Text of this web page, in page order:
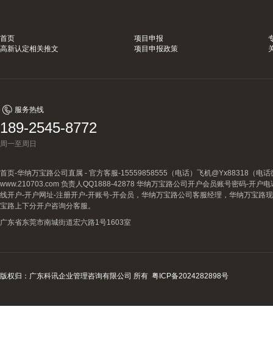
首页 项目申报
高新认定相关推文
项目申报政策
服务热线
189-2545-8772
周一至周日
首页-华纳万宝路公司直属 - 官方客服-15559858555（电话）飞机@Yx88318（电
www.210703.com 负责人QQ1888-42878 华纳万宝路公司开户会员账号密码-开户
线开户-开户网址-注册开户-开账号-开会员，华纳万宝路公司客服经理，华纳万宝路
宝路上下分开户咨询分客服。
广东省东莞市南城街道宏六路1号1603室
版权归：广东科讯企业管理咨询有限公司 所有 粤ICP备2024282898号